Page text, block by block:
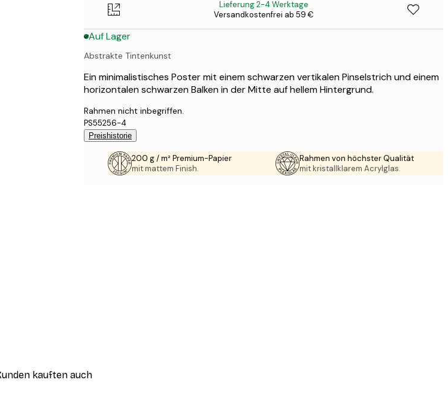
70x100 cm
100x150 cm
Lieferung 2-4 Werktage
Versandkostenfrei ab 59 €
Auf Lager
Abstrakte Tintenkunst
Ein minimalistisches Poster mit einem schwarzen vertikalen Pinselstrich und einem
horizontalen schwarzen Balken in der Mitte auf hellem Hintergrund.
Rahmen nicht inbegriffen.
PS55256-4
Preishistorie
200 g / m² Premium-Papier
mit mattem Finish.
Rahmen von höchster Qualität
mit kristallklarem Acrylglas.
kauften auch